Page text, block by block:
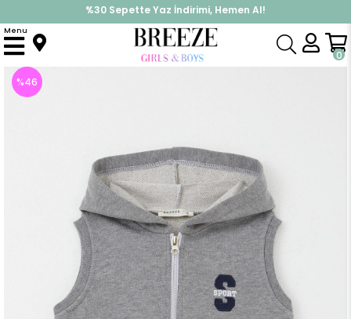
%30 Sepette Yaz İndirimi, Hemen Al!
İndirimlere ek %10 İndirimi Kap, Hemen Üye Ol!
0
Menu
Anasayfa Üst Giyim Yelek
%46